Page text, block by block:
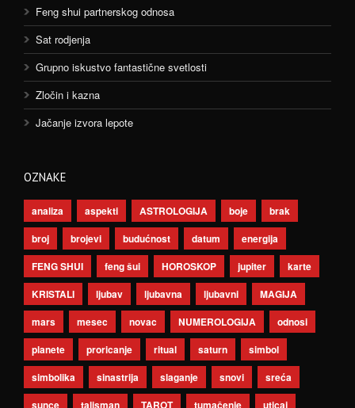
Feng shui partnerskog odnosa
Sat rodjenja
Grupno iskustvo fantastične svetlosti
Zločin i kazna
Jačanje izvora lepote
OZNAKE
analiza aspekti ASTROLOGIJA boje
brak
broj
brojevi budućnost datum
energija
FENG SHUI
feng šui HOROSKOP jupiter
karte
KRISTALI
ljubav ljubavna ljubavni
MAGIJA
mars
mesec novac NUMEROLOGIJA
odnosi
planete
proricanje ritual saturn
simbol
simbolika
sinastrija slaganje snovi
sreća
sunce
talisman TAROT tumačenje uticaj